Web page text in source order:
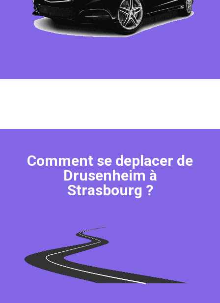
Comment se deplacer de
Drusenheim à
Strasbourg ?